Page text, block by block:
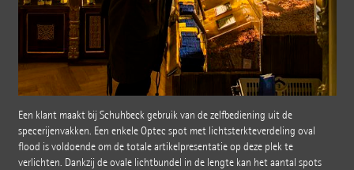
Een klant maakt bij Schuhbeck gebruik van de zelfbediening uit de
specerijenvakken. Een enkele Optec spot met lichtsterkteverdeling oval
flood is voldoende om de totale artikelpresentatie op deze plek te
verlichten. Dankzij de ovale lichtbundel in de lengte kan het aantal spots